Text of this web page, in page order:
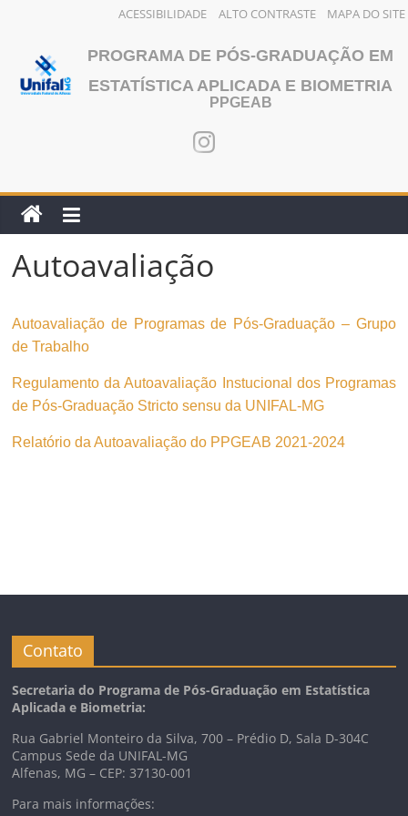
ACESSIBILIDADE ALTO CONTRASTE MAPA DO SITE
PROGRAMA DE PÓS-GRADUAÇÃO EM
ESTATÍSTICA APLICADA E BIOMETRIA
PPGEAB
Autoavaliação
Autoavaliação de Programas de Pós-Graduação – Grupo
de Trabalho
Regulamento da Autoavaliação Instucional dos Programas
de Pós-Graduação Stricto sensu da UNIFAL-MG
Relatório da Autoavaliação do PPGEAB 2021-2024
Contato
Secretaria do Programa de Pós-Graduação em Estatística
Aplicada e Biometria:
Rua Gabriel Monteiro da Silva, 700 – Prédio D, Sala D-304C
Campus Sede da UNIFAL-MG
Alfenas, MG – CEP: 37130-001
Para mais informações: